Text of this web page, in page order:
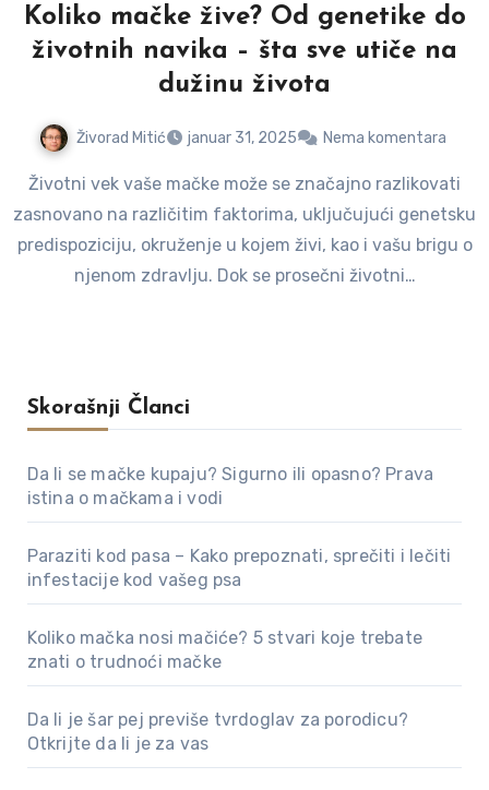
Koliko mačke žive? Od genetike do
životnih navika – šta sve utiče na
dužinu života
Živorad Mitić januar 31, 2025 Nema komentara
Životni vek vaše mačke može se značajno razlikovati
zasnovano na različitim faktorima, uključujući genetsku
predispoziciju, okruženje u kojem živi, kao i vašu brigu o
njenom zdravlju. Dok se prosečni životni…
Skorašnji Članci
Da li se mačke kupaju? Sigurno ili opasno? Prava
istina o mačkama i vodi
Paraziti kod pasa – Kako prepoznati, sprečiti i lečiti
infestacije kod vašeg psa
Koliko mačka nosi mačiće? 5 stvari koje trebate
znati o trudnoći mačke
Da li je šar pej previše tvrdoglav za porodicu?
Otkrijte da li je za vas